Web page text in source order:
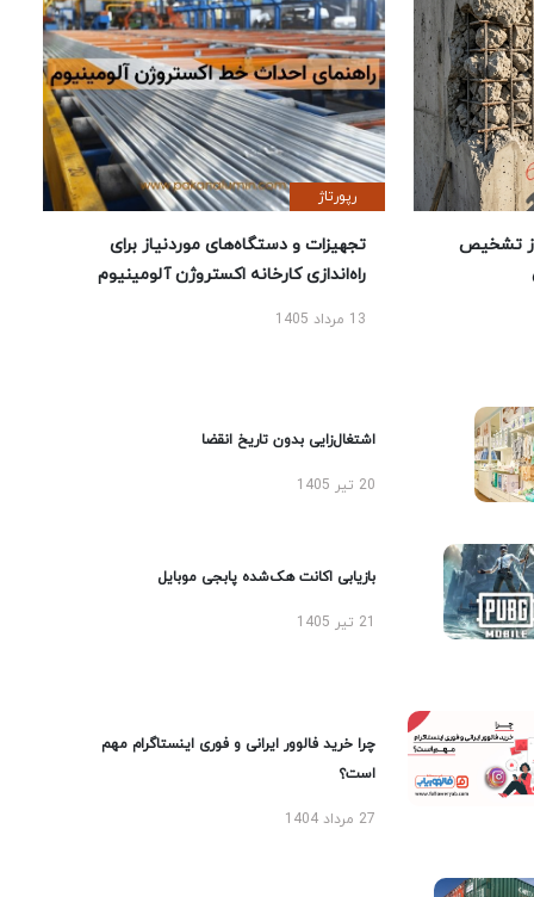
تشخیص
رپورتاژ
تجهیزات و دستگاه‌های موردنیاز برای
راه‌اندازی کارخانه اکستروژن آلومینیوم
13 مرداد 1405
اشتغال‌زایی بدون تاریخ انقضا
20 تیر 1405
بازیابی اکانت هک‌شده پابجی موبایل
چرا خرید فالوور ایرانی و فوری اینستاگرام مهم
است؟
27 مرداد 1404